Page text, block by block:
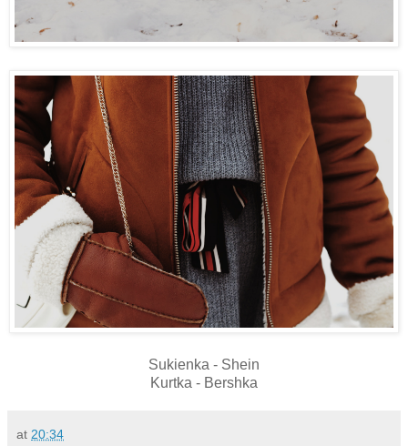
Sukienka - Shein
Kurtka - Bershka
at 20:34